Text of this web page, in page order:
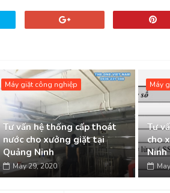
Máy giặt công nghiệp
Tư vấn hệ thống cấp thoát
nước cho xưởng giặt tại
Quảng Ninh
May 29, 2020
Máy
Tư
cho
Ninh